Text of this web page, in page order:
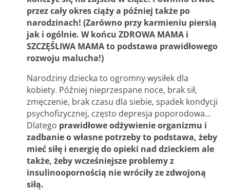
przez cały okres ciąży a później także po
narodzinach! (Zarówno przy karmieniu piersią
jak i ogólnie. W końcu ZDROWA MAMA i
SZCZĘŚLIWA MAMA to podstawa prawidłowego
rozwoju malucha!)
Narodziny dziecka to ogromny wysiłek dla
kobiety. Później nieprzespane noce, brak sił,
zmęczenie, brak czasu dla siebie, spadek kondycji
psychofizycznej, często depresja poporodowa…
Dlatego prawidłowe odżywienie organizmu i
zadbanie o własne potrzeby to podstawa, żeby
mieć siłę i energię do opieki nad dzieckiem ale
także, żeby wcześniejsze problemy z
insulinoopornością nie wróciły ze zdwojoną
siłą.